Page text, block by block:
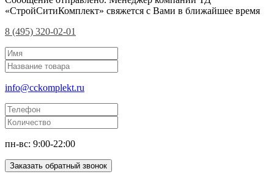
«СтройСитиКомплект» свяжется с Вами в ближайшее время
8 (495) 320-02-01
info@cckomplekt.ru
пн-вс: 9:00-22:00
Заказать обратный звонок